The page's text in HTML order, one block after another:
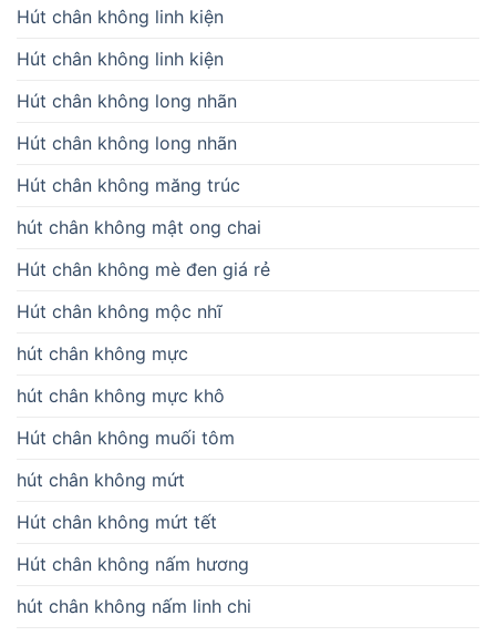
Hút chân không linh kiện
Hút chân không linh kiện
Hút chân không long nhãn
Hút chân không long nhãn
Hút chân không măng trúc
hút chân không mật ong chai
Hút chân không mè đen giá rẻ
Hút chân không mộc nhĩ
hút chân không mực
hút chân không mực khô
Hút chân không muối tôm
hút chân không mứt
Hút chân không mứt tết
Hút chân không nấm hương
hút chân không nấm linh chi